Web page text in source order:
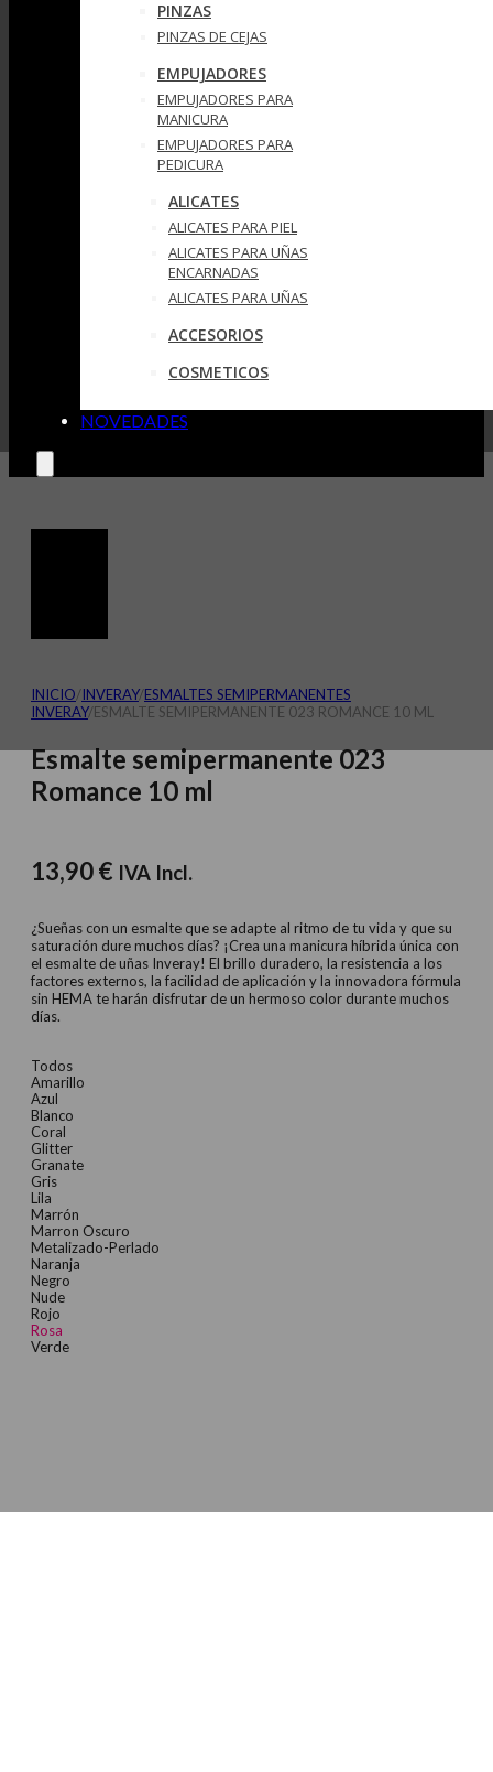
PINZAS
PINZAS DE CEJAS
EMPUJADORES
EMPUJADORES PARA
MANICURA
EMPUJADORES PARA
PEDICURA
ALICATES
ALICATES PARA PIEL
ALICATES PARA UÑAS
ENCARNADAS
ALICATES PARA UÑAS
ACCESORIOS
COSMETICOS
NOVEDADES
INICIO/INVERAY/ESMALTES SEMIPERMANENTES
INVERAY/ESMALTE SEMIPERMANENTE 023 ROMANCE 10 ML
Esmalte semipermanente 023
Romance 10 ml
13,90€ IVA Incl.
¿Sueñas con un esmalte que se adapte al ritmo de tu vida y que su
saturación dure muchos días? ¡Crea una manicura híbrida única con
el esmalte de uñas Inveray! El brillo duradero, la resistencia a los
factores externos, la facilidad de aplicación y la innovadora fórmula
sin HEMA te harán disfrutar de un hermoso color durante muchos
días.
Todos
Amarillo
Azul
Blanco
Coral
Glitter
Granate
Gris
Lila
Marrón
Marron Oscuro
Metalizado-Perlado
Naranja
Negro
Nude
Rojo
Rosa
Verde